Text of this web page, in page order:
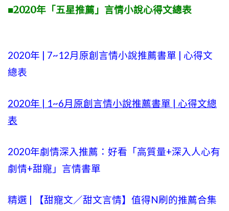
■2020年「五星推薦」言情小說心得文總表
2020年 | 7~12月原創言情小說推薦書單 | 心得文
總表
2020年 | 1~6月原創言情小說推薦書單 | 心得文總
表
2020年劇情深入推薦：好看「高質量+深入人心有
劇情+甜寵」言情書單
精選 | 【甜寵文／甜文言情】值得N刷的推薦合集